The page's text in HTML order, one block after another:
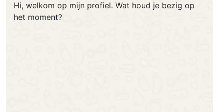
Hi, welkom op mijn profiel. Wat houd je bezig op
het moment?